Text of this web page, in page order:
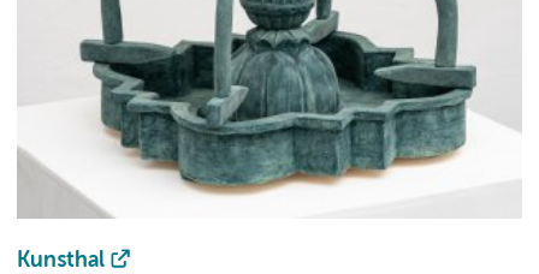
Kunsthal